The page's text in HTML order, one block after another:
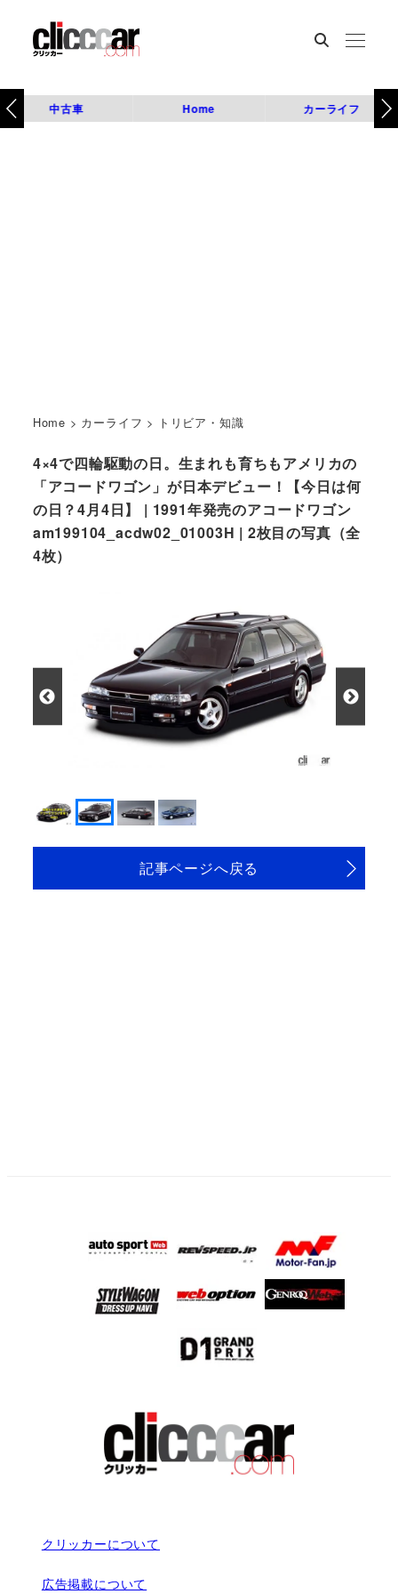
中古車 Home カーライフ
Home > カーライフ > トリビア・知識
4×4で四輪駆動の日。生まれも育ちもアメリカの
「アコードワゴン」が日本デビュー！【今日は何
の日？4月4日】 | 1991年発売のアコードワゴン
am199104_acdw02_01003H | 2枚目の写真（全
4枚）
記事ページへ戻る
クリッカーについて
広告掲載について